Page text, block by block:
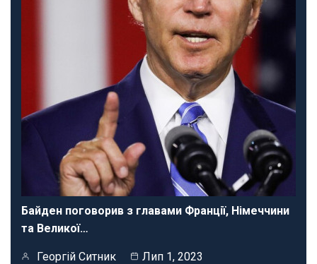
Байден поговорив з главами Франції, Німеччини
та Великої…
Георгій Ситник Лип 1, 2023